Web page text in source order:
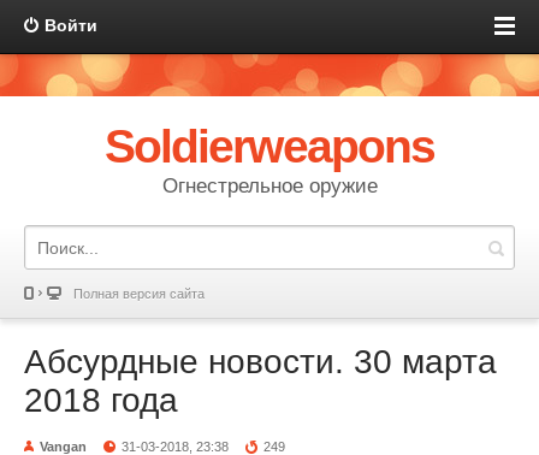
Войти
Soldierweapons
Огнестрельное оружие
Полная версия сайта
Абсурдные новости. 30 марта
2018 года
Vangan 31-03-2018, 23:38 249